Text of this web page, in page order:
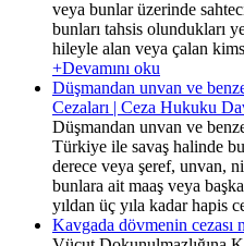
veya bunlar üzerinde
bunları tahsis olundukları
hileyle alan veya çalan
+Devamını oku
Düşmandan unvan ve
Cezaları | Ceza Hukuku
Düşmandan unvan ve
Türkiye ile savaş halinde
derece veya şeref, unvan,
bunlara ait maaş veya
yıldan üç yıla kadar hapis
Kavgada dövmenin cezası